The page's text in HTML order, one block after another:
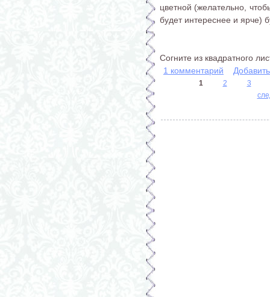
цветной (желательно,
будет интереснее и ярче)
Согните из квадратного
1 комментарий
1 2
3